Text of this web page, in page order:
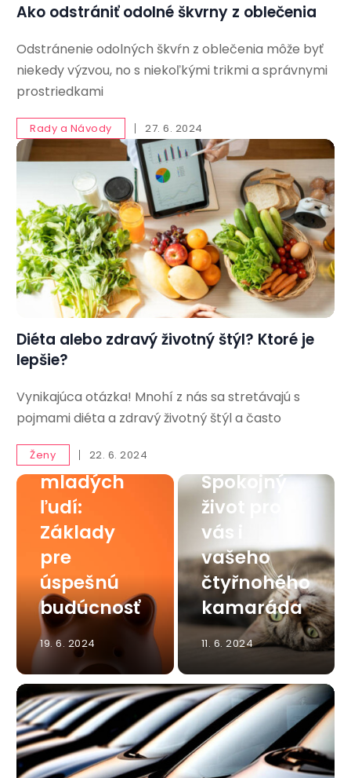
Ako odstrániť odolné škvrny z oblečenia
Odstránenie odolných škvŕn z oblečenia môže byť
niekedy výzvou, no s niekoľkými trikmi a správnymi
prostriedkami
Rady a Návody 27. 6. 2024
Diéta alebo zdravý životný štýl? Ktoré je
lepšie?
Vynikajúca otázka! Mnohí z nás sa stretávajú s
pojmami diéta a zdravý životný štýl a často
Ženy 22. 6. 2024
Finančná
ť pre
mladých
ľudí:
Základy
pre
úspešnú
budúcnosť
19. 6. 2024
Mačka v
Spokojný
život pro
vás i
vašeho
čtyřnohého
kamaráda
11. 6. 2024